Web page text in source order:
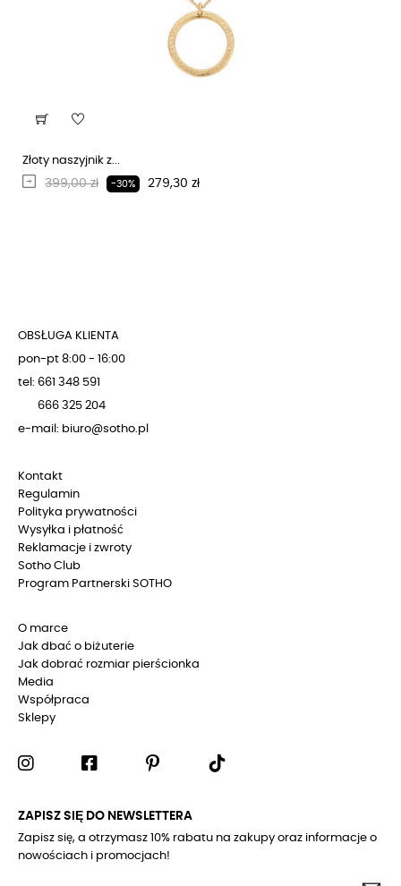
Złoty naszyjnik z...
Regularna cena
399,00 zł -30% Cena
279,30 zł
OBSŁUGA KLIENTA
pon-pt 8:00 - 16:00
tel: 661 348 591
666 325 204
e-mail: biuro@sotho.pl
Kontakt
Regulamin
Polityka prywatności
Wysyłka i płatność
Reklamacje i zwroty
Sotho Club
Program Partnerski SOTHO
O marce
Jak dbać o biżuterie
Jak dobrać rozmiar pierścionka
Media
Współpraca
Sklepy
ZAPISZ SIĘ DO NEWSLETTERA
Zapisz się, a otrzymasz 10% rabatu na zakupy oraz informacje o
nowościach i promocjach!